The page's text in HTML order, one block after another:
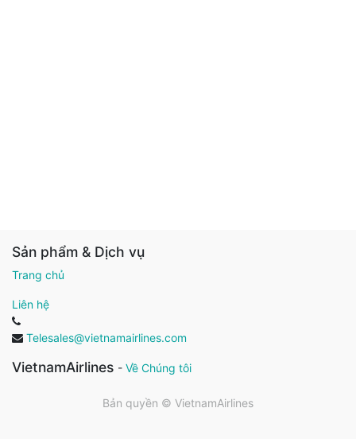
Sản phẩm & Dịch vụ
Trang chủ
Liên hệ
Telesales@vietnamairlines.com
VietnamAirlines - Về Chúng tôi
Bản quyền © VietnamAirlines